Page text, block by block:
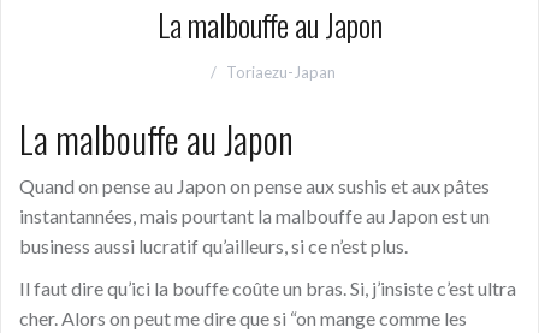
La malbouffe au Japon
Toriaezu-Japan
La malbouffe au Japon
Quand on pense au Japon on pense aux sushis et aux pâtes
instantannées, mais pourtant la malbouffe au Japon est un
business aussi lucratif qu’ailleurs, si ce n’est plus.
Il faut dire qu’ici la bouffe coûte un bras. Si, j’insiste c’est ultra
cher. Alors on peut me dire que si “on mange comme les